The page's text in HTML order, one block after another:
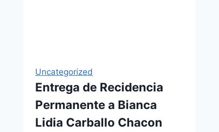
Uncategorized
Entrega de Recidencia
Permanente a Bianca
Lidia Carballo Chacon